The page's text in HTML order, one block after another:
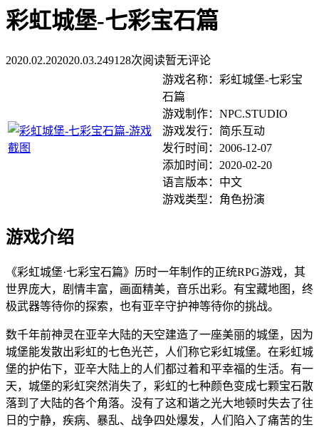
彩虹城堡-七彩宝石篇
2020.02.202020.03.249128次阅读暂无评论
游戏名称：彩虹城堡-七彩宝
石篇
游戏制作：NPC.STUDIO
游戏发行：简乐互动
发行时间：2006-12-07
添加时间：2020-02-20
语言版本：中文
游戏类型：角色扮演
游戏介绍
《彩虹城堡·七彩宝石篇》历时一年制作的正统RPG游戏，其
世界庞大，剧情丰富，画面精美，音乐出彩。有宝藏地图，终
极武器等待你的探索，也有亚辛守护神等待你的挑战。
数千年前神灵在亚辛大陆的天空建造了一座美丽的城堡，因为
城堡能发散出彩虹的七色光芒，人们称它彩虹城堡。在彩虹城
堡的护佑下，亚辛大陆上的人们都过着和平幸福的生活。有一
天，城堡的彩虹突然消失了，彩虹的七种颜色变成七颗宝石散
落到了大陆的各个角落。没有了这和谐之光大地顿时失去了往
日的宁静，疾病、暴乱、战争四处爆发，人们陷入了痛苦的生